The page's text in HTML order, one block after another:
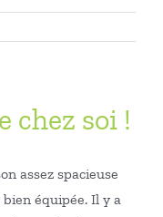
chez soi !
assez spacieuse
équipée. Il y a